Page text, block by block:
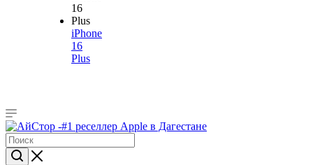
iPhone
16
Plus